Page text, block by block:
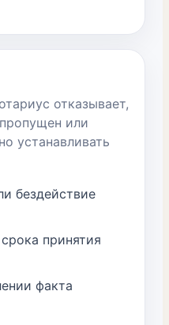
отказывает,
или
устанавливать
бездействие
принятия
факта